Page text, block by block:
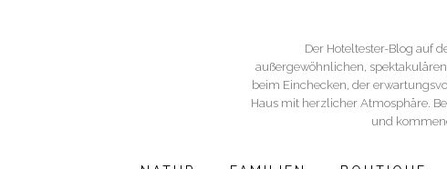
Der Hoteltester-Blog auf
außergewöhnlichen,
beim Einchecken, der
Haus mit herzlicher Atmosphäre.
und